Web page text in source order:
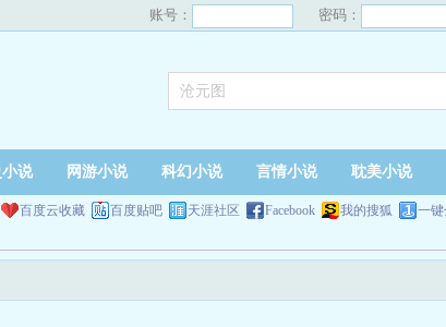
账号： 密码：
说 网游小说 科幻小说 言情小说 耽美小说
百度云收藏 百度贴吧 天涯社区 Facebook 我的搜狐 一